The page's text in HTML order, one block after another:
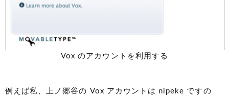
Vox のアカウントを利用する
例えば私、上ノ郷谷の Vox アカウントは nipeke ですの